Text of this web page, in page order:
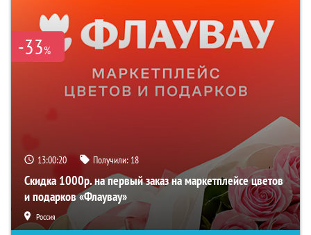
-33%
13:00:19 Получили: 18
Скидка 1000р. на первый заказ на маркетплейсе цветов
и подарков «Флаувау»
Россия